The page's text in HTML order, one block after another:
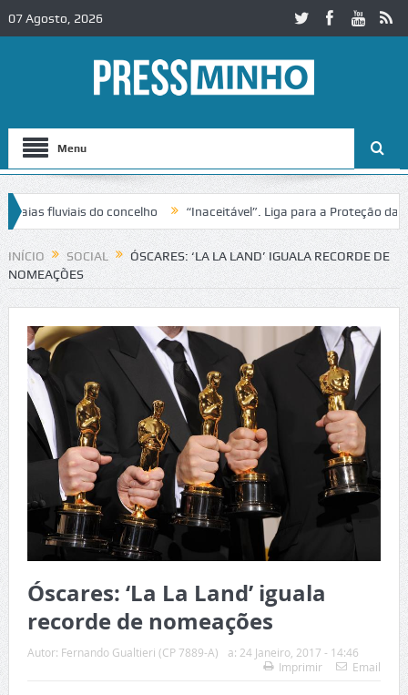
07 Agosto, 2026
Menu
do concelho “Inaceitável”. Liga para a Proteção da
no IC2 em Alcobaça Igreja do Castelo de Cerveira
INÍCIO SOCIAL
ÓSCARES: ‘LA LA LAND’ IGUALA RECORDE DE
NOMEAÇÕES
Óscares: ‘La La Land’ iguala
recorde de nomeações
Autor: Fernando Gualtieri (CP 7889-A) a: 24 Janeiro, 2017 - 14:46
Imprimir
Email